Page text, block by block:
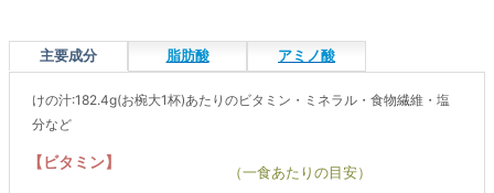
主要成分 脂肪酸 アミノ酸
けの汁:182.4g(お椀大1杯)あたりのビタミン・ミネラル・食物繊維・塩
分など
【ビタミン】
（一食あたりの目安）